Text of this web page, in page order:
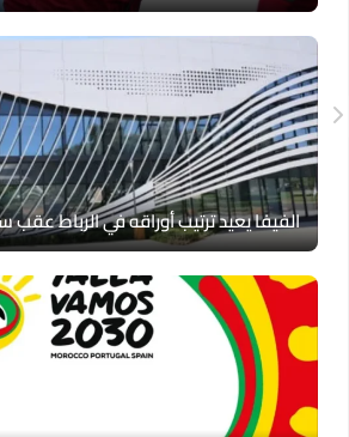
الفيفا يعيد ترتيب أوراقه في الرباط عقب